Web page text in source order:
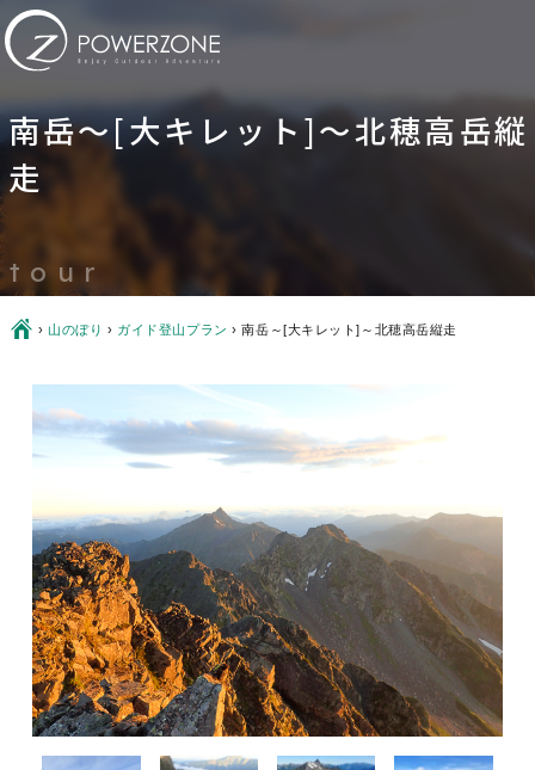
tour
南岳～[大キレット]～北穂高岳縦
走
Ç ›山のぼり › ガイド登山プラン ›南岳～[大キレット]～北穂高岳縦走